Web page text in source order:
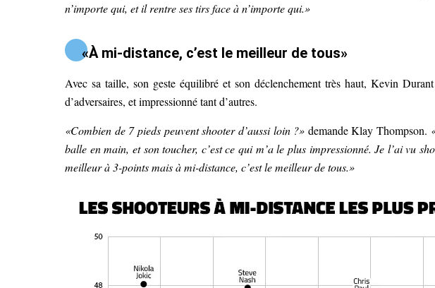
n’importe qui, et il rentre ses tirs face à n’importe qui.»
«À mi-distance, c’est le meilleur de tous»
Avec sa taille, son geste équilibré et son déclenchement très haut, Kevin
d’adversaires, et impressionné tant d’autres.
«Combien de 7 pieds peuvent shooter d’aussi loin ?» demande Klay Thompson.
balle en main, et son toucher, c’est ce qui m’a le plus impressionné. Je l’ai vu
meilleur à 3-points mais à mi-distance, c’est le meilleur de tous.»